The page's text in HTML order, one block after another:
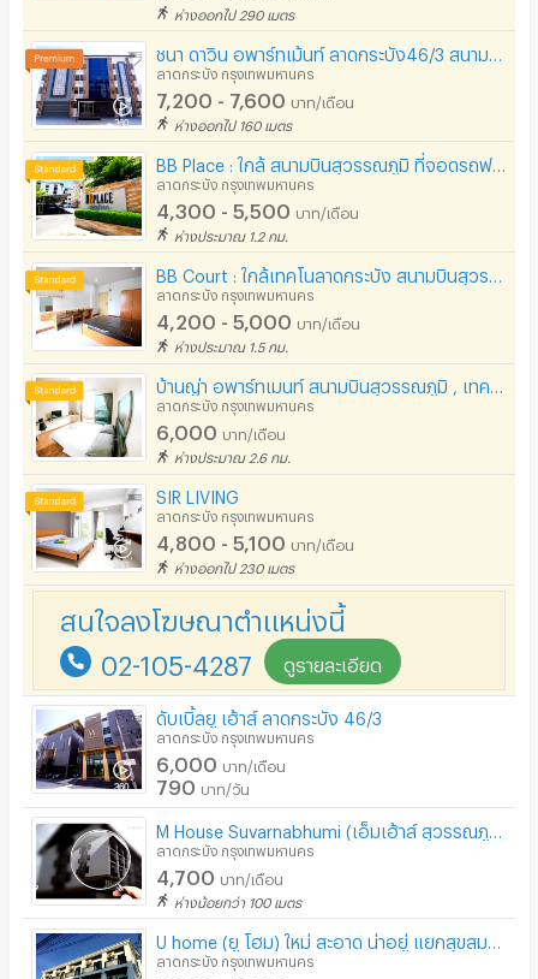
ร้านทำผม-เสริมสวย
สถานี charge รถไฟฟ้า
ห่างออกไป 290 เมตร
ลาดกระบัง กรุงเทพมหานคร
7,200 - 7,600 บาท/เดือน
ห่างออกไป 160 เมตร
ลาดกระบัง กรุงเทพมหานคร
4,300 - 5,500 บาท/เดือน
ห่างประมาณ 1.2 กม.
ลาดกระบัง กรุงเทพมหานคร
4,200 - 5,000 บาท/เดือน
ห่างประมาณ 1.5 กม.
ลาดกระบัง กรุงเทพมหานคร
6,000 บาท/เดือน
ห่างประมาณ 2.6 กม.
SIR LIVING
ลาดกระบัง กรุงเทพมหานคร
4,800 - 5,100 บาท/เดือน
ห่างออกไป 230 เมตร
สนใจลงโฆษณาตำแหน่งนี้
02-105-4287 ดูรายละเอียด
ดับเบิ้ลยู เฮ้าส์ ลาดกระบัง 46/3
ลาดกระบัง กรุงเทพมหานคร
6,000 บาท/เดือน
790 บาท/วัน
ลาดกระบัง กรุงเทพมหานคร
4,700 บาท/เดือน
ห่างน้อยกว่า 100 เมตร
ลาดกระบัง กรุงเทพมหานคร